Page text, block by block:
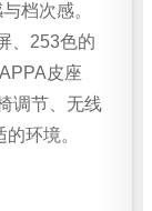
档次感。
、253色的
皮座
调节、无线
环境。